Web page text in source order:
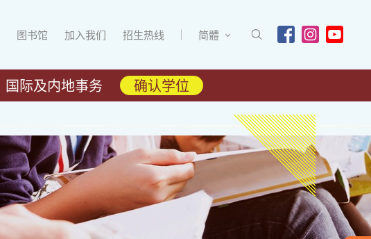
图书馆 加入我们 招生热线 简體
国际及内地事务 确认学位